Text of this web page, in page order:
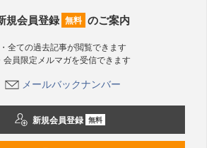
規会員登録 無料 のご案内
・全ての過去記事が閲覧できます
会員限定メルマガを受信できます
メールバックナンバー
新規会員登録 無料